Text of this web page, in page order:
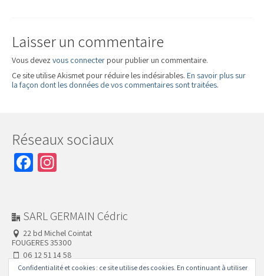
Laisser un commentaire
Vous devez vous connecter pour publier un commentaire.
Ce site utilise Akismet pour réduire les indésirables. En savoir plus sur
la façon dont les données de vos commentaires sont traitées.
Réseaux sociaux
Facebook
SARL GERMAIN Cédric
22 bd Michel Cointat
FOUGERES 35300
06 12 51 14 58
02 99 94 44 20
Confidentialité et cookies : ce site utilise des cookies. En continuant à utiliser